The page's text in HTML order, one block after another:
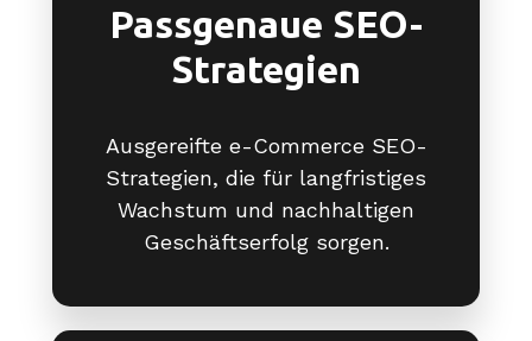
Passgenaue SEO-
Strategien
Ausgereifte e-Commerce SEO-
Strategien, die für langfristiges
Wachstum und nachhaltigen
Geschäftserfolg sorgen.